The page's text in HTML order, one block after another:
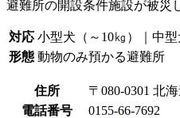
避難所の開設条件施設が被災
対応 小型犬（～10㎏）｜中
形態 動物のみ預かる避難所
住所
〒080-0301 北
電話番号
0155-66-7692